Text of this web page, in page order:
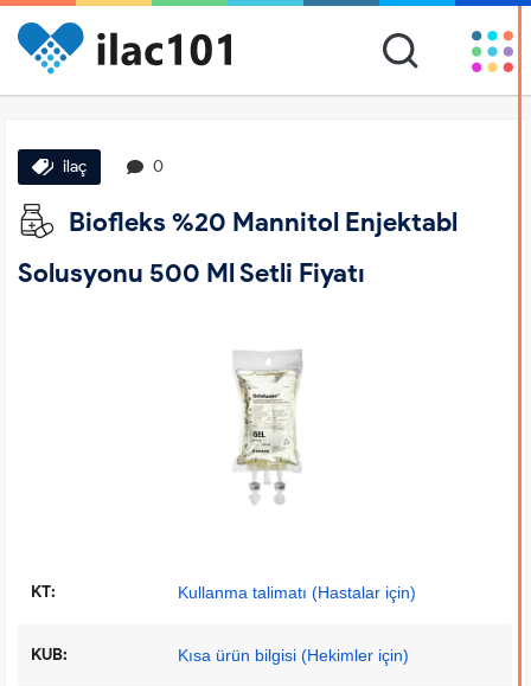
ilaç 0
Biofleks %20 Mannitol Enjektabl
Solusyonu 500 Ml Setli Fiyatı
KT: Kullanma talimatı (Hastalar için)
KUB: Kısa ürün bilgisi (Hekimler için)